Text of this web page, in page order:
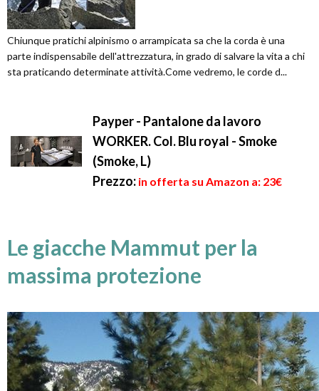
Chiunque pratichi alpinismo o arrampicata sa che la corda è una
parte indispensabile dell'attrezzatura, in grado di salvare la vita a chi
sta praticando determinate attività.Come vedremo, le corde d...
Payper - Pantalone da lavoro
WORKER. Col. Blu royal - Smoke
(Smoke, L)
Prezzo: in offerta su Amazon a: 23€
Le giacche Mammut per la
massima protezione